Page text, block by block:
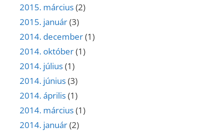
2015. március(2)
2015. január(3)
2014. december(1)
2014. október(1)
2014. július(1)
2014. június(3)
2014. április(1)
2014. március(1)
2014. január(2)